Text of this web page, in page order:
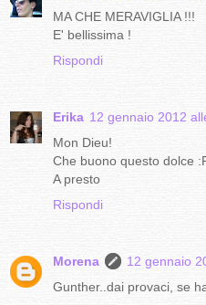
MA CHE MERAVIGLIA !!!
E' bellissima !
Rispondi
Erika 12 gennaio 2012
Mon Dieu!
Che buono questo dolce
A presto
Rispondi
Morena
12 gennaio
Gunther..dai provaci, se